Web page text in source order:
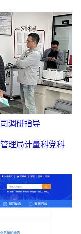
调研指导
理局计量科党科